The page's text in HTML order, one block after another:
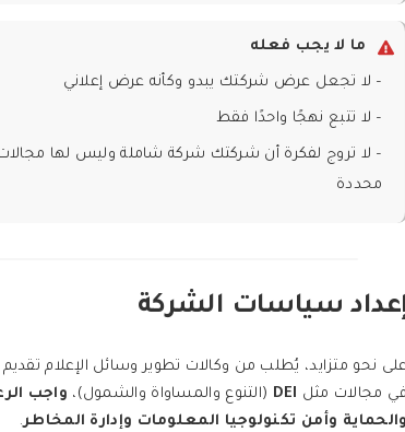
ما لا يجب فعله
– لا تجعل عرض شركتك يبدو وكأنه عرض إعلاني
– لا تتبع نهجًا واحدًا فقط
– لا تروج لفكرة أن شركتك شركة شاملة وليس لها
محددة
سياسات الشركة
نحو متزايد، يُطلب من وكالات تطوير وسائل الإعلام
في مجالات مثل DEI (التنوع والمساواة والشمول)، واجب
والحماية وأمن تكنولوجيا المعلومات وإدارة المخاطر.